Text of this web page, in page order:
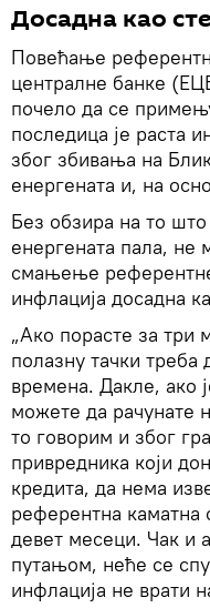
Досадна као
Повећање
централне банке
почело да се
последица је раста
због збивања на
енергената и, на
Без обзира на то
енергената пала, не
смањење
инфлација досадна
„Ако порасте за три
полазну тачки
времена. Дакле, ако
можете да рачунате
то говорим и због
привредника који
кредита, да нема
референтна каматна
девет месеци. Чак и
путањом, неће се
инфлација не врати